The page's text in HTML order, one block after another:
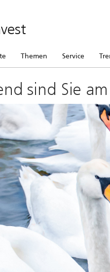
Themen Service
sind Sie